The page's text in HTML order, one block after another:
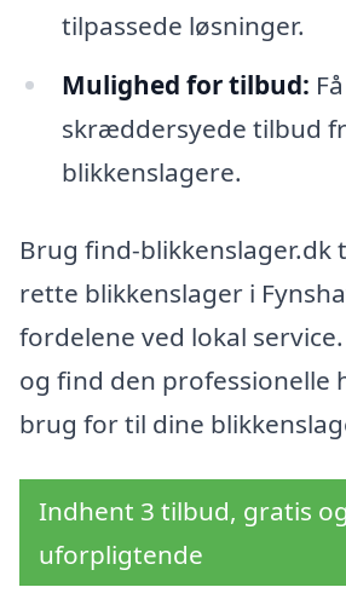
tilpassede løsninger.
Mulighed for tilbud: Få
skræddersyede tilbud
blikkenslagere.
Brug find-blikkenslager.dk
rette blikkenslager i
fordelene ved lokal
og find den professionelle
brug for til dine
Indhent 3 tilbud, gratis og
uforpligtende